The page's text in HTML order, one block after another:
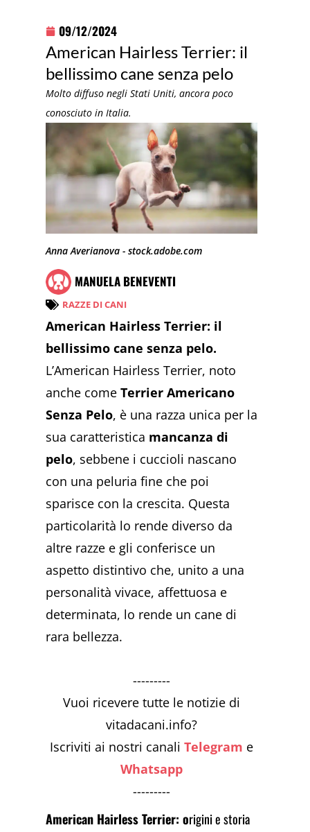
09/12/2024
American Hairless Terrier: il
bellissimo cane senza pelo
Molto diffuso negli Stati Uniti, ancora poco
conosciuto in Italia.
Anna Averianova - stock.adobe.com
MANUELA BENEVENTI
RAZZE DI CANI
American Hairless Terrier: il
bellissimo cane senza pelo.
L’American Hairless Terrier, noto
anche comeTerrier Americano
Senza Pelo, è una razza unica per la
sua caratteristica mancanza di
pelo, sebbene i cuccioli nascano
con una peluria fine che poi
sparisce con la crescita. Questa
particolarità lo rende diverso da
altre razze e gli conferisce un
aspetto distintivo che, unito a una
personalità vivace, affettuosa e
determinata, lo rende un cane di
rara bellezza.
---------
Vuoi ricevere tutte le notizie di
vitadacani.info?
Iscriviti ai nostri canaliTelegram e
Whatsapp
---------
American Hairless Terrier: origini e storia